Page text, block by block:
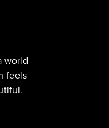
world
feels